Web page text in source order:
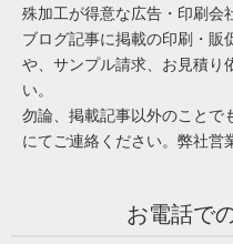
殊加工が得意な広告・印刷会
ブログ記事に掲載の印刷・販
や、サンプル請求、お見積り
い。
勿論、掲載記事以外のことで
にてご連絡ください。弊社営
お電話で